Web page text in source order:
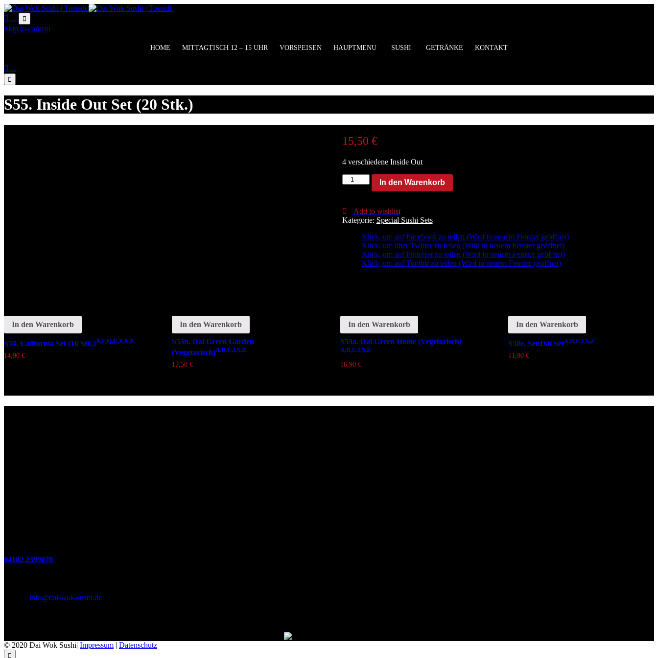
 ... 
Skip to content
HOME MITTAGTISCH 12 – 15 UHR VORSPEISEN HAUPTMENU SUSHI GETRÄNKE KONTAKT
 ...

S55. Inside Out Set (20 Stk.)
15,50 €
4 verschiedene Inside Out
S55.
Inside
(20
Stk.)
In den Warenkorb
Add to wishlist
Kategorie: Special Sushi Sets
Klick, um auf Facebook zu teilen (Wird in neuem Fenster geöffnet)
Klick, um über Twitter zu teilen (Wird in neuem Fenster geöffnet)
Klick, um auf Pinterest zu teilen (Wird in neuem Fenster geöffnet)
Klick, um auf Tumblr zu teilen (Wird in neuem Fenster geöffnet)
In den Warenkorb
S54. California Set (16 Stk.)A,F,Q,U,V,X,Z
14,90 €
In den Warenkorb
S53b. Dai Green Garden
(Vegetarisch)A,B,C,I,S,Z
17,50€
In den Warenkorb
S53a. Dai Green Home (Vegetarisch)
A,B,C,I,S,Z
16,90 €
In den Warenkorb
S50e. SenDai SetA,B,C,I,S,Z
11,90 €
04182 2399070
info@dai-wok-sushi.de
© 2020 Dai Wok Sushi| Impressum | Datenschutz
